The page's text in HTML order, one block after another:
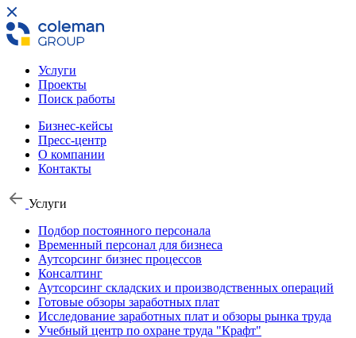
Услуги
Проекты
Поиск работы
Бизнес-кейсы
Пресс-центр
О компании
Контакты
Услуги
Подбор постоянного персонала
Временный персонал для бизнеса
Аутсорсинг бизнес процессов
Консалтинг
Аутсорсинг складских и производственных операций
Готовые обзоры заработных плат
Исследование заработных плат и обзоры рынка труда
Учебный центр по охране труда "Крафт"